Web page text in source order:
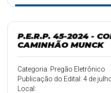
P.E.R.P. 45-2024 -
CAMINHÃO MUNCK
Categoria: Pregão Eletrônico
Publicação do Edital: 4 de
Local: